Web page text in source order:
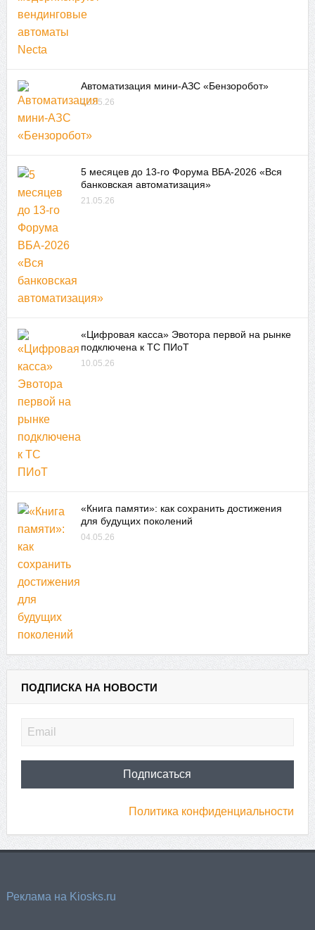
Автоматизация мини-АЗС «Бензоробот»
22.05.26
5 месяцев до 13-го Форума ВБА-2026 «Вся
банковская автоматизация»
21.05.26
«Цифровая касса» Эвотора первой на рынке
подключена к ТС ПИоТ
10.05.26
«Книга памяти»: как сохранить достижения
для будущих поколений
04.05.26
ПОДПИСКА НА НОВОСТИ
Политика конфиденциальности
Реклама на Kiosks.ru